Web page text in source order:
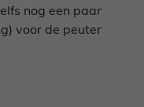
nog een paar
voor de peuter